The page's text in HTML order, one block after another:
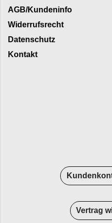
AGB/Kundeninfo
Widerrufsrecht
Datenschutz
Kontakt
Vertrag